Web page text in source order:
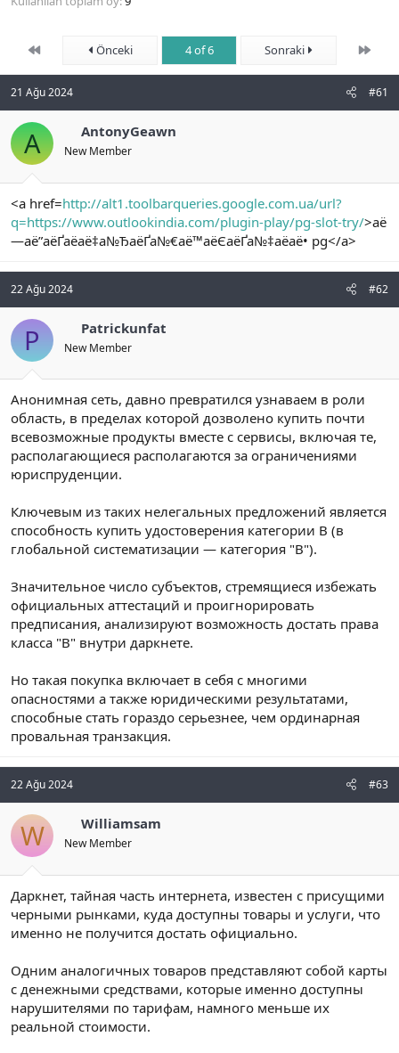
First Önceki 4 of 6 Sonraki Son
21 Ağu 2024 #61
A AntonyGeawn
New Member
<a href=http://alt1.toolbarqueries.google.com.ua/url?
q=https://www.outlookindia.com/plugin-play/pg-slot-try/>аё
—аё”аёҐаёаё‡а№ЂаёҐа№€аё™аёЄаёҐа№‡аёаё• pg</a>
22 Ağu 2024 #62
P Patrickunfat
New Member
Анонимная сеть, давно превратился узнаваем в роли
область, в пределах которой дозволено купить почти
всевозможные продукты вместе с сервисы, включая те,
располагающиеся располагаются за ограничениями
юриспруденции.
Ключевым из таких нелегальных предложений является
способность купить удостоверения категории В (в
глобальной систематизации — категория "В").
Значительное число субъектов, стремящиеся избежать
официальных аттестаций и проигнорировать
предписания, анализируют возможность достать права
класса "В" внутри даркнете.
Но такая покупка включает в себя с многими
опасностями а также юридическими результатами,
способные стать гораздо серьезнее, чем ординарная
провальная транзакция.
22 Ağu 2024 #63
W Williamsam
New Member
Даркнет, тайная часть интернета, известен с присущими
черными рынками, куда доступны товары и услуги, что
именно не получится достать официально.
Одним аналогичных товаров представляют собой карты
с денежными средствами, которые именно доступны
нарушителями по тарифам, намного меньше их
реальной стоимости.